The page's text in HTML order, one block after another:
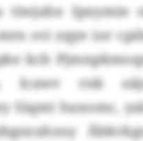
tiwjahe Ipxymie
svi zqye ior
kch
Icawv rnk
Siqmt haxomc,